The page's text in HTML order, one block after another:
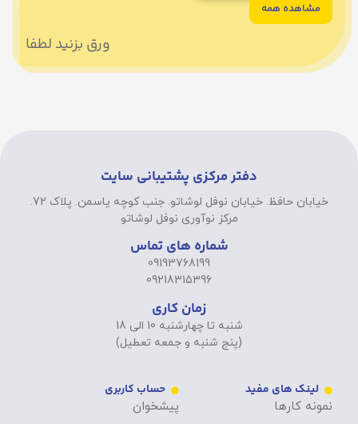
مشاهده همه
ورق بزنید لطفا
دفتر مرکزی پشتیبانی سایت
خیابان حافظ. خیابان نوفل لوشاتو. جنب کوچه یاسمن. پلاک 72.
مرکز نوآوری نوفل لوشاتو
شماره های تماس
09193768199
09218315396
زمان کاری
شنبه تا چهارشنبه 10 الی 18
(پنج شنبه و جمعه تعطیل)
لینک های مفید
نمونه کارها
حساب کاربری
پیشخوان